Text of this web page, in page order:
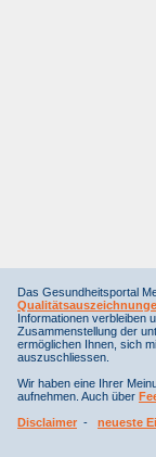
Das Gesundheitsportal
Informationen verbleiben
Zusammenstellung der
ermöglichen Ihnen, sich
auszuschliessen.
Wir haben eine Ihrer
aufnehmen. Auch über
Disclaimer - neueste